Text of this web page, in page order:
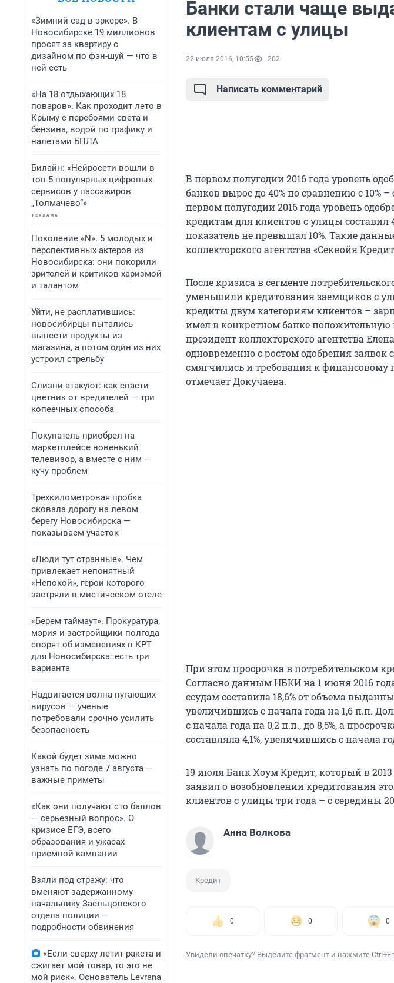
«Зимний сад в эркере». В
Новосибирске 19 миллионов
просят за квартиру с
дизайном по фэн-шуй — что в
ней есть
«На 18 отдыхающих 18
поваров». Как проходит лето в
Крыму с перебоями света и
бензина, водой по графику и
налетами БПЛА
Билайн: «Нейросети вошли в
топ-5 популярных цифровых
сервисов у пассажиров
„Толмачево“»
Поколение «N». 5 молодых и
перспективных актеров из
Новосибирска: они покорили
зрителей и критиков харизмой
и талантом
Уйти, не расплатившись:
новосибирцы пытались
вынести продукты из
магазина, а потом один из них
устроил стрельбу
Слизни атакуют: как спасти
цветник от вредителей — три
копеечных способа
Покупатель приобрел на
маркетплейсе новенький
телевизор, а вместе с ним —
кучу проблем
Трехкилометровая пробка
сковала дорогу на левом
берегу Новосибирска —
показываем участок
«Люди тут странные». Чем
привлекает непонятный
«Непокой», герои которого
застряли в мистическом отеле
«Берем таймаут». Прокуратура,
мэрия и застройщики полгода
спорят об изменениях в КРТ
для Новосибирска: есть три
варианта
Надвигается волна пугающих
вирусов — ученые
потребовали срочно усилить
безопасность
Какой будет зима можно
узнать по погоде 7 августа —
важные приметы
«Как они получают сто баллов
— серьезный вопрос». О
кризисе ЕГЭ, всего
образования и ужасах
приемной кампании
Взяли под стражу: что
вменяют задержанному
начальнику Заельцовского
отдела полиции —
подробности обвинения
«Если сверху летит ракета и
сжигает мой товар, то это не
мой риск». Основатель Levrana
Банки стали чаще
клиентам с улицы
22 июля 2016, 10:55 202
Написать комментарий
В первом полугодии 2016 года уровень
банков вырос до 40% по сравнению с 10%
первом полугодии 2016 года уровень
кредитам для клиентов с улицы составил
показатель не превышал 10%. Такие
коллекторского агентства «Секвойя
После кризиса в сегменте
уменьшили кредитования заемщиков с
кредиты двум категориям клиентов –
имел в конкретном банке
президент коллекторского агентства
одновременно с ростом одобрения
смягчились и требования к
отмечает Докучаева.
При этом просрочка в потребительском
Согласно данным НБКИ на 1 июня 2016
ссудам составила 18,6% от объема
увеличившись с начала года на 1,6 п.п.
с начала года на 0,2 п.п., до 8,5%, а
составляла 4,1%, увеличившись с начала
19 июля Банк Хоум Кредит, который в 2013
заявил о возобновлении кредитования
клиентов с улицы три года – с середины
Анна Волкова
Кредит
0 0 0
Увидели опечатку? Выделите фрагмент и нажмите